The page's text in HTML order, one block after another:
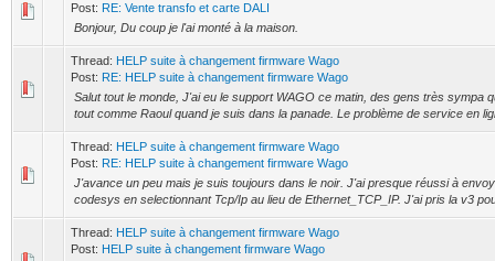
Post: RE: Vente transfo et carte DALI
Bonjour, Du coup je l'ai monté à la maison.
Thread: HELP suite à changement firmware Wago
Post: RE: HELP suite à changement firmware Wago
Salut tout le monde, J'ai eu le support WAGO ce matin, des gens très sympa
tout comme Raoul quand je suis dans la panade. Le problème de service en
Thread: HELP suite à changement firmware Wago
Post: RE: HELP suite à changement firmware Wago
J'avance un peu mais je suis toujours dans le noir. J'ai presque réussi à
codesys en selectionnant Tcp/Ip au lieu de Ethernet_TCP_IP. J'ai pris la v3
Thread: HELP suite à changement firmware Wago
Post: HELP suite à changement firmware Wago